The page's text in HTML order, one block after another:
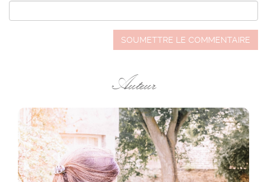
SOUMETTRE LE COMMENTAIRE
Auteur